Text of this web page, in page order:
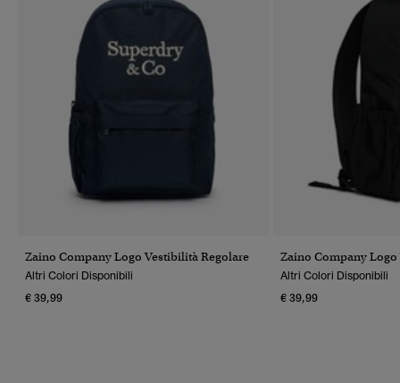
Zaino Company Logo Vestibilità Regolare
Altri Colori Disponibili
€ 39,99
Zaino Company
Altri Colori Disponibili
€ 39,99